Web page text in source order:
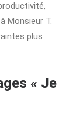
Monsieur T.
plus
« Je